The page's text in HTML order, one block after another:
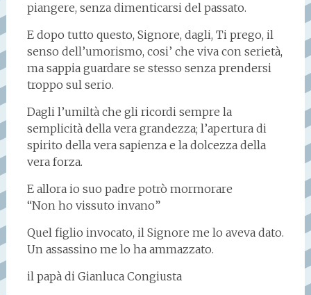
piangere, senza dimenticarsi del passato.
E dopo tutto questo, Signore, dagli, Ti prego, il
senso dell’umorismo, cosi’ che viva con serietà,
ma sappia guardare se stesso senza prendersi
troppo sul serio.
Dagli l’umiltà che gli ricordi sempre la
semplicità della vera grandezza; l’apertura di
spirito della vera sapienza e la dolcezza della
vera forza.
E allora io suo padre potrò mormorare
“Non ho vissuto invano”
Quel figlio invocato, il Signore me lo aveva dato.
Un assassino me lo ha ammazzato.
il papà di Gianluca Congiusta